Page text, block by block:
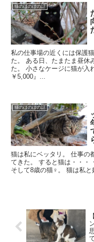
猫のほのぼの話
私の仕事場の近くには保護
た。 ある日、たまたま昼休
た。 小さなケージに猫が入
￥5,000』...
猫のほのぼの話
猫は私にベッタリ。 仕事の
てきた。 すると猫は・・・
そして8歳の猫♀。 猫は私と